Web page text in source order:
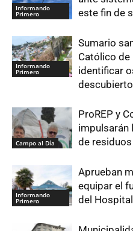
Informando
Primero
este fin de
Informando
Primero
Sumario
Católico
identificar
descubierto
Campo al Día
ProREP y
impulsarán
de
Informando
Primero
Aprueban
equipar el
del